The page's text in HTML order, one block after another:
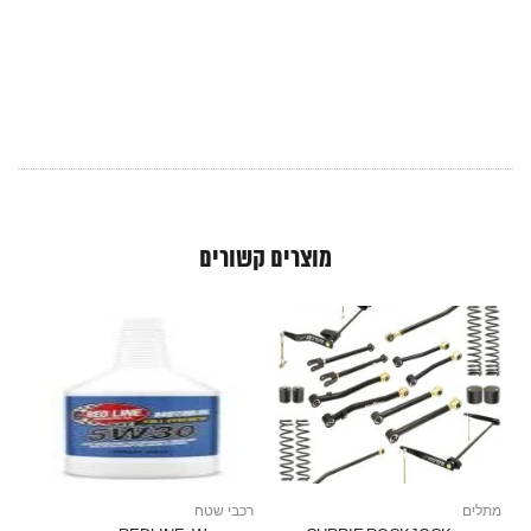
מוצרים קשורים
מתלים רכבי שטח